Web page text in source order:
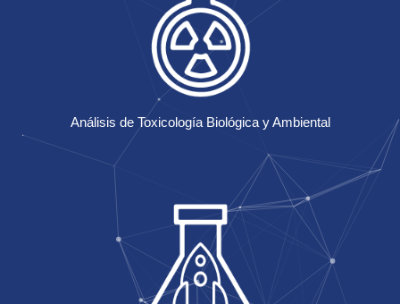
Análisis de Toxicología Biológica y Ambiental